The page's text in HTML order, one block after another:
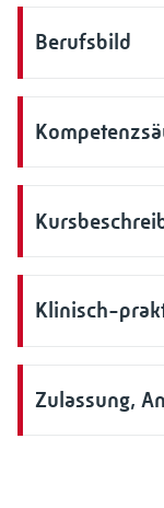
Berufsbild
Klinisch-
Zulassung,